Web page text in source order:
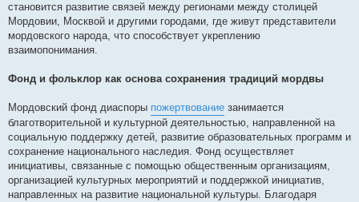
становится развитие связей между регионами между столицей
Мордовии, Москвой и другими городами, где живут представители
мордовского народа, что способствует укреплению
взаимопонимания.
Фонд и фольклор как основа сохранения традиций мордвы
Мордовский фонд диаспоры пожертвование занимается
благотворительной и культурной деятельностью, направленной на
социальную поддержку детей, развитие образовательных программ и
сохранение национального наследия. Фонд осуществляет
инициативы, связанные с помощью общественным организациям,
организацией культурных мероприятий и поддержкой инициатив,
направленных на развитие национальной культуры. Благодаря